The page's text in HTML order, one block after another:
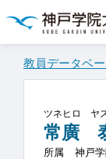
教員データベ
ツネヒロ ヤ
常廣
所属
神戸